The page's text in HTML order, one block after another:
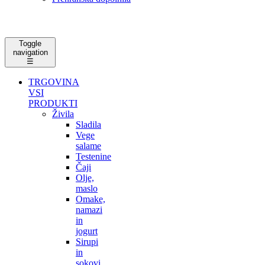
Toggle
navigation
☰
TRGOVINA
VSI
PRODUKTI
Živila
Sladila
Vege
salame
Testenine
Čaji
Olje,
maslo
Omake,
namazi
in
jogurt
Sirupi
in
sokovi